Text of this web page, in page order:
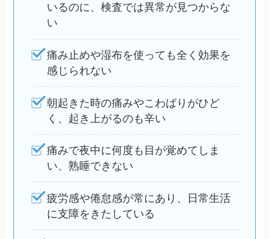
いるのに、検査では異常が見つからな
い
痛み止めや湿布を使っても全く効果を
感じられない
朝起きた時の痛みやこわばりがひど
く、起き上がるのも辛い
痛みで夜中に何度も目が覚めてしま
い、熟睡できない
疲労感や倦怠感が常にあり、日常生活
に支障をきたしている